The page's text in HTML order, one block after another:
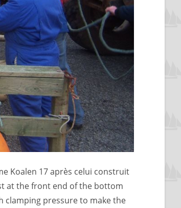
Koalen 17 après celui construit
at the front end of the bottom
clamping pressure to make the